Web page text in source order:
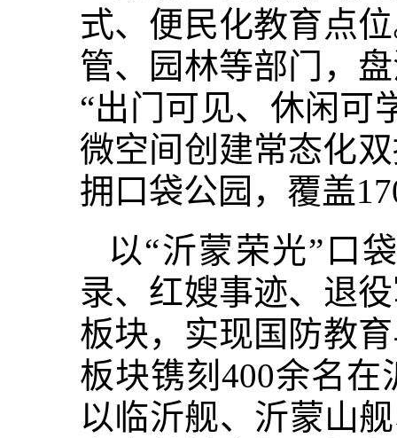
式、便民化教育点
管、园林等部门，
“出门可见、休闲可
微空间创建常态化
拥口袋公园，覆盖
以“沂蒙荣光”口
录、红嫂事迹、退
板块，实现国防教
板块镌刻400余名
以临沂舰、沂蒙山